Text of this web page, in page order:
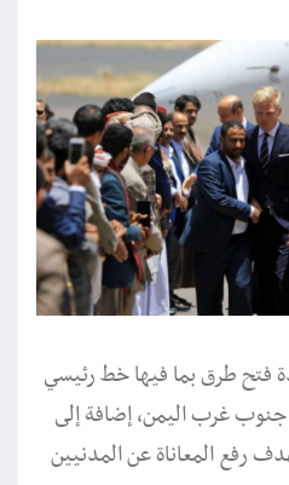
فتح طرق بما فيها خط رئيسي
جنوب غرب اليمن، إضافة إلى
المعاناة عن المدنيين